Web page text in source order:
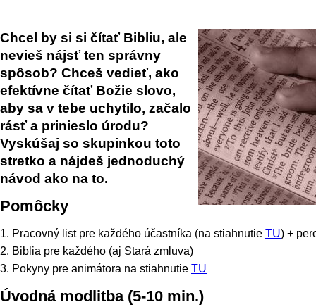
Chcel by si si čítať Bibliu, ale
nevieš nájsť ten správny
spôsob? Chceš vedieť, ako
efektívne čítať Božie slovo,
aby sa v tebe uchytilo, začalo
rásť a prinieslo úrodu?
Vyskúšaj so skupinkou toto
stretko a nájdeš jednoduchý
návod ako na to.
Pomôcky
1. Pracovný list pre každého účastníka (na stiahnutie TU) +
2. Biblia pre každého (aj Stará zmluva)
3. Pokyny pre animátora na stiahnutie TU
Úvodná modlitba (5-10 min.)